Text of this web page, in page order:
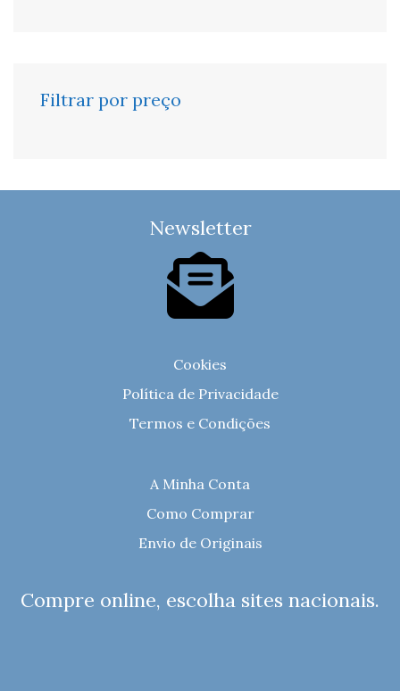
Filtrar por preço
Newsletter
Cookies
Política de Privacidade
Termos e Condições
A Minha Conta
Como Comprar
Envio de Originais
Compre online, escolha sites nacionais.